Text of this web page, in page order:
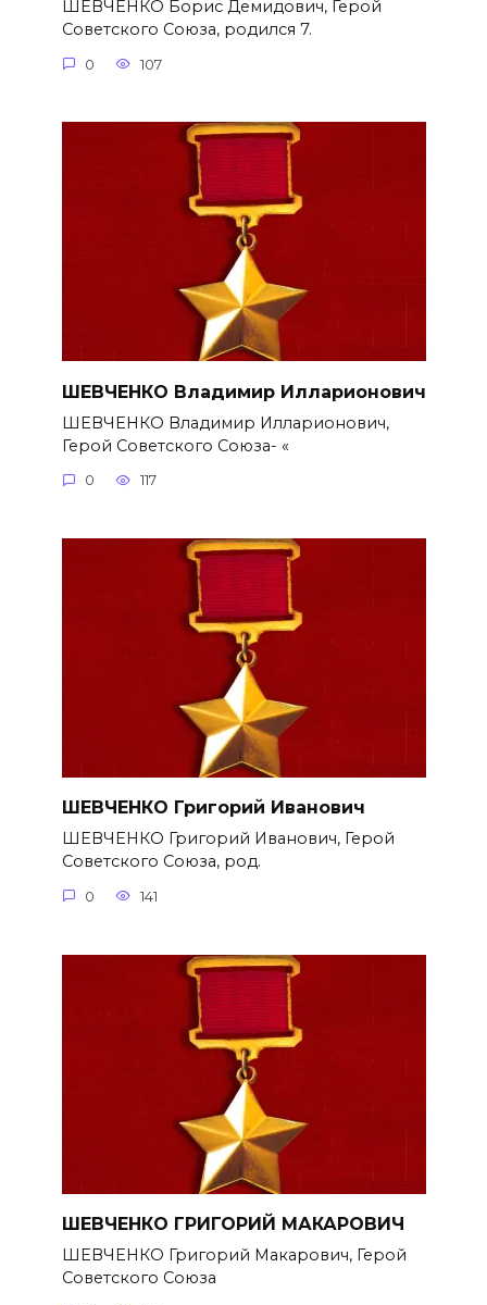
ШЕВЧЕНКО Борис Демидович, Герой
Советского Союза, родился 7.
0 107
ШЕВЧЕНКО Владимир Илларионович
ШЕВЧЕНКО Владимир Илларионович,
Герой Советского Союза- «
0 117
ШЕВЧЕНКО Григорий Иванович
ШЕВЧЕНКО Григорий Иванович, Герой
Советского Союза, род.
0 141
ШЕВЧЕНКО ГРИГОРИЙ МАКАРОВИЧ
ШЕВЧЕНКО Григорий Макарович, Герой
Советского Союза